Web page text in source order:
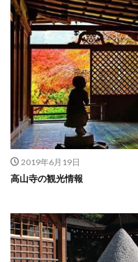
2019年6月19日
高山寺の観光情報